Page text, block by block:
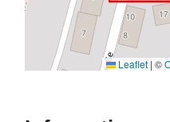
Leaflet | ©